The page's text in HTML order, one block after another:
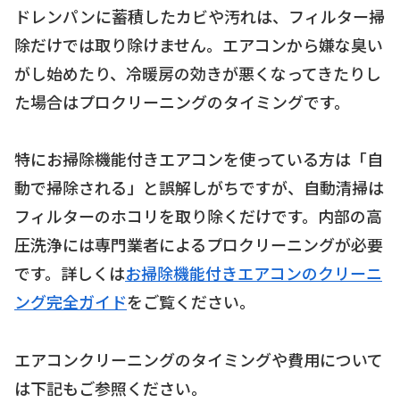
ドレンパンに蓄積したカビや汚れは、フィルター掃
除だけでは取り除けません。エアコンから嫌な臭い
がし始めたり、冷暖房の効きが悪くなってきたりし
た場合はプロクリーニングのタイミングです。
特にお掃除機能付きエアコンを使っている方は「自
動で掃除される」と誤解しがちですが、自動清掃は
フィルターのホコリを取り除くだけです。内部の高
圧洗浄には専門業者によるプロクリーニングが必要
です。詳しくはお掃除機能付きエアコンのクリーニ
ング完全ガイドをご覧ください。
エアコンクリーニングのタイミングや費用について
は下記もご参照ください。